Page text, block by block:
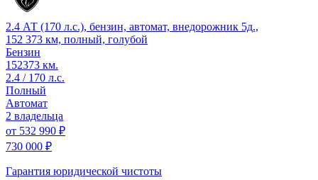
2.4 АТ (170 л.с.), бензин, автомат, внедорожник 5д.,
152 373 км, полный, голубой
Бензин
152373 км.
2.4 / 170 л.с.
Полный
Автомат
2 владельца
от 532 990 ₽
730 000 ₽
Гарантия юридической чистоты